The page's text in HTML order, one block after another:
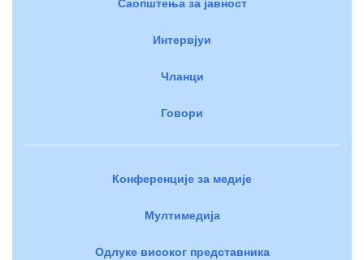
Интервјуи
Чланци
Говори
Конференције за медије
Мултимедија
Одлуке високог представника